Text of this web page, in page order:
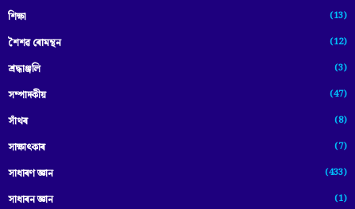
শিক্ষা (13)
শৈশৱ ৰোমন্থন (12)
শ্ৰদ্ধাঞ্জলি (3)
সম্পাদকীয় (47)
সাঁথৰ (8)
সাক্ষাৎকাৰ (7)
সাধাৰণ জ্ঞান (433)
সাধাৰন জ্ঞান (1)